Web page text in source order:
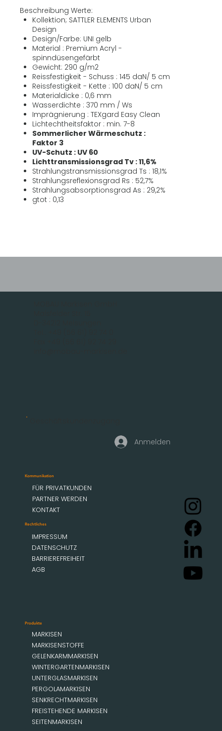
Beschreibung Werte:
Kollektion; SATTLER ELEMENTS Urban
Design
Design/Farbe: UNI gelb
Material : Premium Acryl -
spinndüsengefärbt
Gewicht: 290 g/m2
Reissfestigkeit - Schuss : 145 daN/ 5 cm
Reissfestigkeit - Kette : 100 daN/ 5 cm
Materialdicke : 0,6 mm
Wasserdichte : 370 mm / Ws
Imprägnierung : TEXgard Easy Clean
Lichtechtheitsfaktor : min. 7-8
Sommerlicher Wärmeschutz :
Faktor 3
UV-Schutz : UV 60
Lichttransmissionsgrad Tv : 11,6%
Strahlungstransmissionsgrad Ts : 18,1%
Strahlungsreflexionsgrad Rs : 52,7%
Strahlungsabsorptionsgrad As : 29,2%
gtot : 0,13
Produkte
MARKISEN
MARKISENSTOFFE
GELENKARMMARKISEN
WINTERGARTENMARKISEN
UNTERGLASMARKISEN
PERGOLAMARKISEN
SENKRECHTMARKISEN
FREISTEHENDE MARKISEN
SEITENMARKISEN
Kommunikation
FÜR PRIVATKUNDEN
PARTNER WERDEN
KONTAKT
Rechtliches
IMPRESSUM
DATENSCHUTZ
BARRIEREFREIHEIT
AGB
Anmelden